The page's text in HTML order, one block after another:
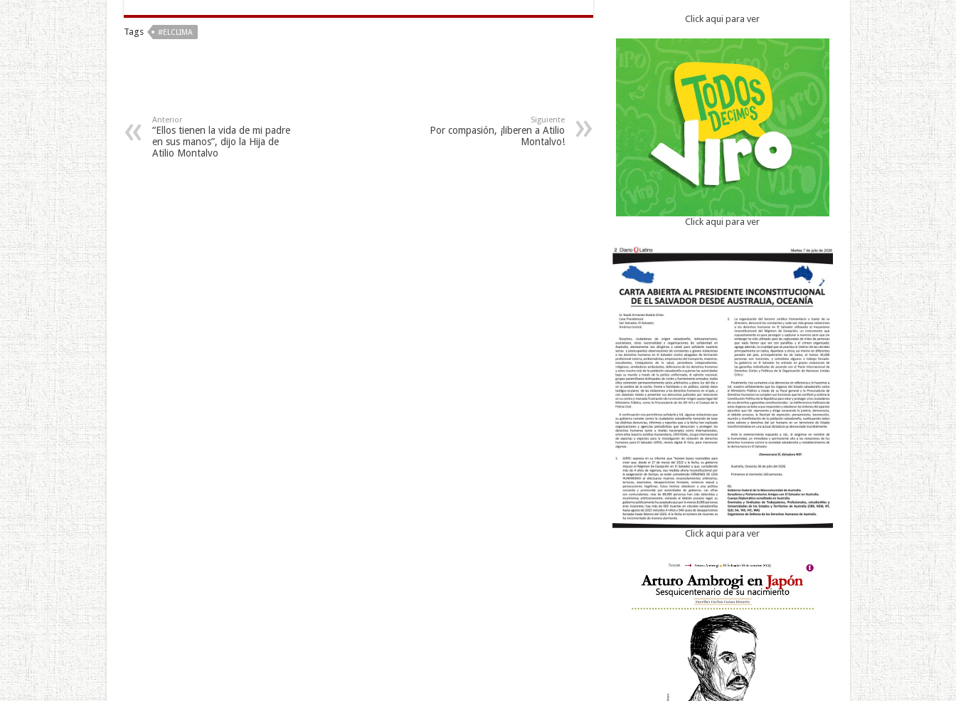
Tags #ELCLIMA
Anterior
“Ellos tienen la vida de mi padre
en sus manos”, dijo la Hija de
Atilio Montalvo
Siguiente
Por compasión, ¡liberen a Atilio
Montalvo!
Click aqui para ver
Click aqui para ver
Click aqui para ver